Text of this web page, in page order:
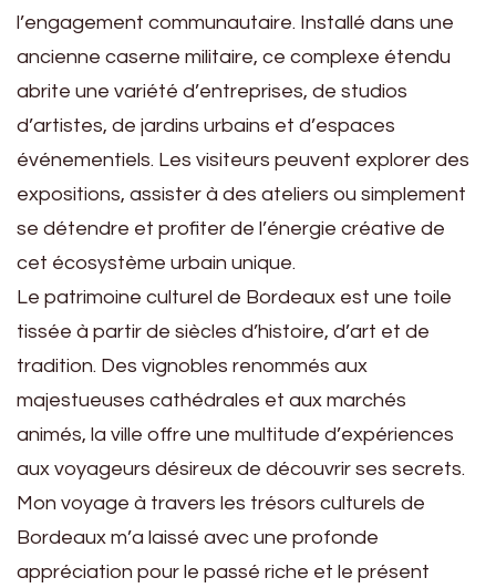
l’engagement communautaire. Installé dans une
ancienne caserne militaire, ce complexe étendu
abrite une variété d’entreprises, de studios
d’artistes, de jardins urbains et d’espaces
événementiels. Les visiteurs peuvent explorer des
expositions, assister à des ateliers ou simplement
se détendre et profiter de l’énergie créative de
cet écosystème urbain unique.
Le patrimoine culturel de Bordeaux est une toile
tissée à partir de siècles d’histoire, d’art et de
tradition. Des vignobles renommés aux
majestueuses cathédrales et aux marchés
animés, la ville offre une multitude d’expériences
aux voyageurs désireux de découvrir ses secrets.
Mon voyage à travers les trésors culturels de
Bordeaux m’a laissé avec une profonde
appréciation pour le passé riche et le présent